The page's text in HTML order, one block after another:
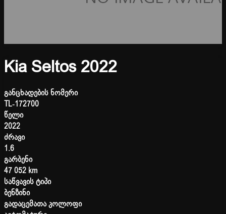
Kia Seltos 2022
განცხადების ნომერი
TL-172700
წელი
2022
ძრავი
1.6
გარბენი
47 052 km
საწვავის ტიპი
ბენზინი
გადაცემათა კოლოფი